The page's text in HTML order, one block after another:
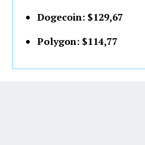
Dogecoin: $129,67
Polygon: $114,77